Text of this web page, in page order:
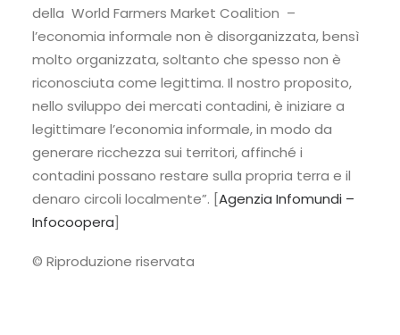
della World Farmers Market Coalition –
l’economia informale non è disorganizzata, bensì
molto organizzata, soltanto che spesso non è
riconosciuta come legittima. Il nostro proposito,
nello sviluppo dei mercati contadini, è iniziare a
legittimare l’economia informale, in modo da
generare ricchezza sui territori, affinché i
contadini possano restare sulla propria terra e il
denaro circoli localmente”. [Agenzia Infomundi –
Infocoopera]
© Riproduzione riservata